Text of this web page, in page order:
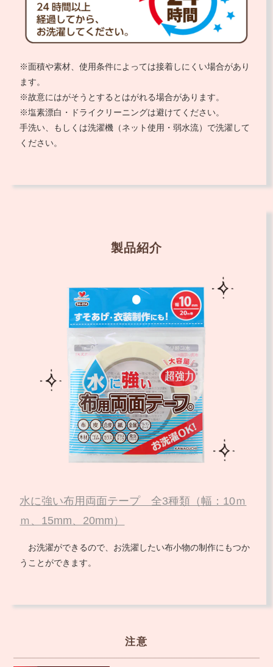
※面積や素材、使用条件によっては接着しにくい場合があり
ます。
※故意にはがそうとするとはがれる場合があります。
※塩素漂白・ドライクリーニングは避けてください。
手洗い、もしくは洗濯機（ネット使用・弱水流）で洗濯して
ください。
製品紹介
水に強い布用両面テープ 全3種類（幅：10ｍ
ｍ、15mm、20mm）
お洗濯ができるので、お洗濯したい布小物の制作にもつか
うことができます。
注意